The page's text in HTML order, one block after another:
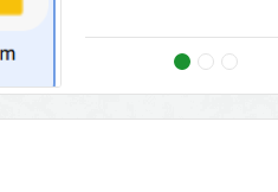
NabórZwrot